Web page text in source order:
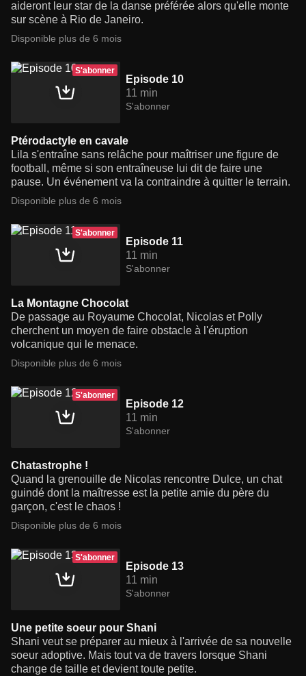
aideront leur star de la danse préférée alors qu'elle monte
sur scène à Rio de Janeiro.
Disponible plus de 6 mois
S'abonner
Episode 10
11 min
S'abonner
Ptérodactyle en cavale
Lila s'entraîne sans relâche pour maîtriser une figure de
football, même si son entraîneuse lui dit de faire une
pause. Un événement va la contraindre à quitter le terrain.
Disponible plus de 6 mois
S'abonner
Episode 11
11 min
S'abonner
La Montagne Chocolat
De passage au Royaume Chocolat, Nicolas et Polly
cherchent un moyen de faire obstacle à l'éruption
volcanique qui le menace.
Disponible plus de 6 mois
S'abonner
Episode 12
11 min
S'abonner
Chatastrophe !
Quand la grenouille de Nicolas rencontre Dulce, un chat
guindé dont la maîtresse est la petite amie du père du
garçon, c'est le chaos !
Disponible plus de 6 mois
S'abonner
Episode 13
11 min
S'abonner
Une petite soeur pour Shani
Shani veut se préparer au mieux à l'arrivée de sa nouvelle
soeur adoptive. Mais tout va de travers lorsque Shani
change de taille et devient toute petite.